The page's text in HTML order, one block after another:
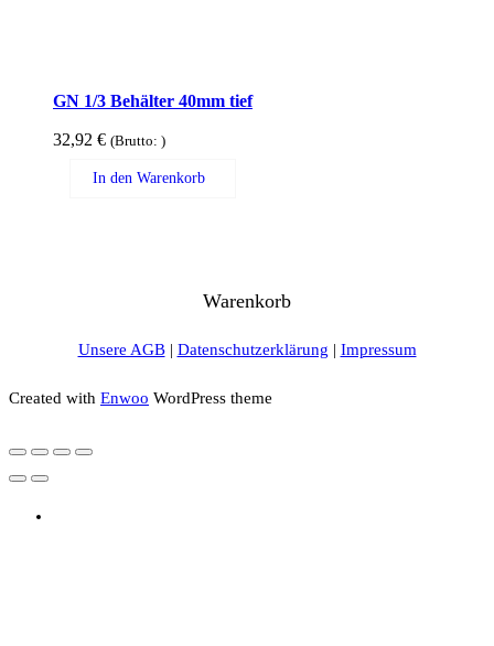
GN 1/3 Behälter 40mm tief
32,92 € (Brutto: )
In den Warenkorb
Warenkorb
Unsere AGB| Datenschutzerklärung | Impressum
Created with Enwoo WordPress theme